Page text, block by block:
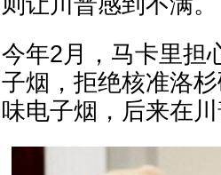
今年2月，马卡里担
子烟，拒绝核准洛
味电子烟，后来在